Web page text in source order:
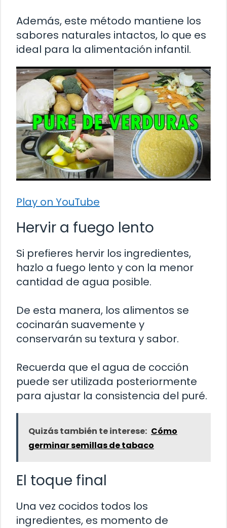
Además, este método mantiene los
sabores naturales intactos, lo que es
ideal para la alimentación infantil.
Play on YouTube
Hervir a fuego lento
Si prefieres hervir los ingredientes,
hazlo a fuego lento y con la menor
cantidad de agua posible.
De esta manera, los alimentos se
cocinarán suavemente y
conservarán su textura y sabor.
Recuerda que el agua de cocción
puede ser utilizada posteriormente
para ajustar la consistencia del puré.
Quizás también te interese: Cómo
germinar semillas de tabaco
El toque final
Una vez cocidos todos los
ingredientes, es momento de